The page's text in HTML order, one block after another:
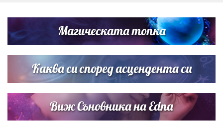
кадри с Башар Рахал и малкия им син
Дъщерята на Тодор Батков вдигна сватба, Стоичков и
Братя Аргирови я изненадаха с песен
Магическата топка
Каква си според асцендента си
Виж Съновника на Edna